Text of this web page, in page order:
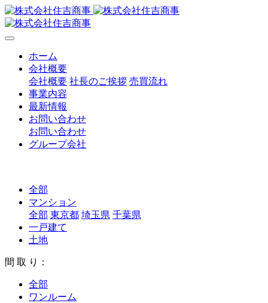
ホーム
会社概要
会社概要 社長のご挨拶 売買流れ
事業内容
最新情報
お問い合わせ
お問い合わせ
グループ会社
全部
マンション
全部 東京都 埼玉県 千葉県
一戸建て
土地
間 取 り：
全部
ワンルーム